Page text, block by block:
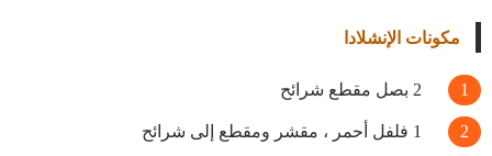
مكونات الإنشلادا